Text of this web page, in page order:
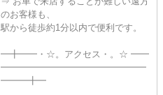
のお客様も、
駅から徒歩約1分以内で便利です。
━╋━━・☆。アクセス・。☆ ━━
━━━━━━━━━━━━━━━━
━━━╋━